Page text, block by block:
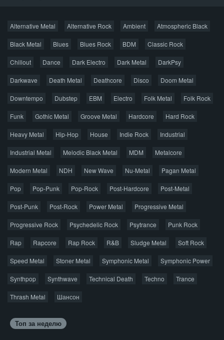
Alternative Metal Alternative Rock Ambient Atmospheric Black
Black Metal Blues Blues Rock BDM Classic Rock
Chillout Dance Dark Electro Dark Metal DarkPsy
Darkwave Death Metal Deathcore Disco Doom Metal
Downtempo Dubstep EBM Electro Folk Metal Folk Rock
Funk Gothic Metal Groove Metal Hardcore Hard Rock
Heavy Metal Hip-Hop House Indie Rock Industrial
Industrial Metal Melodic Black Metal MDM Metalcore
Modern Metal NDH New Wave Nu-Metal Pagan Metal
Pop Pop-Punk Pop-Rock Post-Hardcore Post-Metal
Post-Punk Post-Rock Power Metal Progressive Metal
Progressive Rock Psychedelic Rock Psytrance Punk Rock
Rap Rapcore Rap Rock R&B Sludge Metal Soft Rock
Speed Metal Stoner Metal Symphonic Metal Symphonic Power
Synthpop Synthwave Technical Death Techno Trance
Thrash Metal Шансон
Топ за неделю
Новые раздачи
Популярное за сутки
Главная Поиск по сайту
Карта сайта
Джаз
Метал Поп Рэп Рок Шансон
Весь материал выложен для ознакомления, после
лицензионную копию.